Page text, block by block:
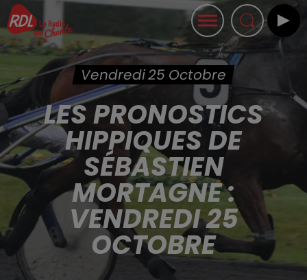
Vendredi 25 Octobre
LES PRONOSTICS
HIPPIQUES DE
SÉBASTIEN
MORTAGNE :
VENDREDI 25
OCTOBRE